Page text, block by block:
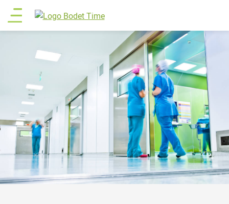
Direkt
zum
Inhalt
Main
menu